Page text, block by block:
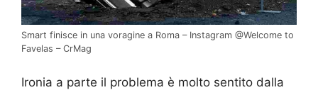
Smart finisce in una voragine a Roma – Instagram @Welcome to
Favelas – CrMag
Ironia a parte il problema è molto sentito dalla